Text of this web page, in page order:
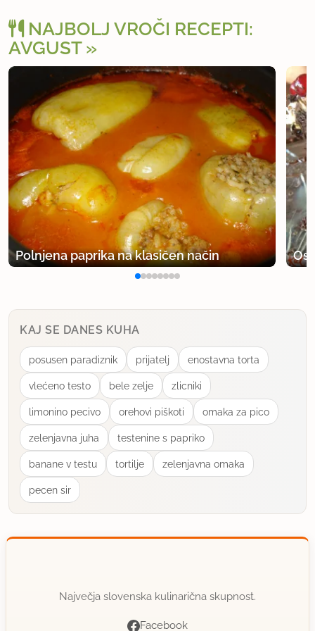
NAJBOLJ VROČI RECEPTI:
AVGUST
Polnjena paprika na klasičen način
KAJ SE DANES KUHA
posusen paradiznik prijatelj enostavna torta
vlećeno testo bele zelje zlicniki
limonino pecivo orehovi piškoti omaka za pico
zelenjavna juha testenine s papriko
banane v testu tortilje zelenjavna omaka
pecen sir
Največja slovenska kulinarična skupnost.
Facebook